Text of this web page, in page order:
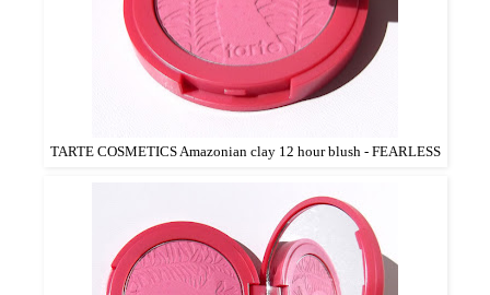
TARTE COSMETICS Amazonian clay 12 hour blush - FEARLESS